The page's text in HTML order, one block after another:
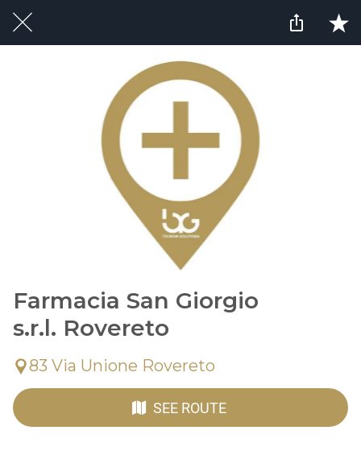
Farmacia San Giorgio
s.r.l. Rovereto
83 Via Unione Rovereto
SEE ROUTE